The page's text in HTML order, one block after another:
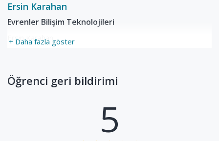
+ Daha fazla göster
Ersin Karahan
Evrenler Bilişim Teknolojileri
Ersin Karahan
Öğrenci geri bildirimi
5